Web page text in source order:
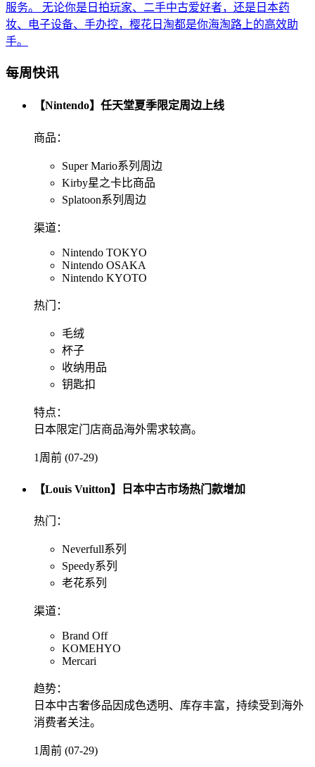
服务。 无论你是日拍玩家、二手中古爱好者，还是日本药
妆、电子设备、手办控，樱花日淘都是你海淘路上的高效助
手。
每周快讯
【Nintendo】任天堂夏季限定周边上线
商品：
Super Mario系列周边
Kirby星之卡比商品
Splatoon系列周边
渠道：
Nintendo TOKYO
Nintendo OSAKA
Nintendo KYOTO
热门：
毛绒
杯子
收纳用品
钥匙扣
特点：
日本限定门店商品海外需求较高。
1周前 (07-29)
【Louis Vuitton】日本中古市场热门款增加
热门：
Neverfull系列
Speedy系列
老花系列
渠道：
Brand Off
KOMEHYO
Mercari
趋势：
日本中古奢侈品因成色透明、库存丰富，持续受到海外
消费者关注。
1周前 (07-29)